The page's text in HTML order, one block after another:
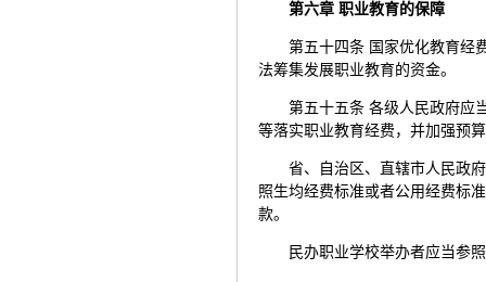
第六章 职业教育的保障
第五十四条 国家优化教育经
法筹集发展职业教育的资金。
第五十五条 各级人民政府应
等落实职业教育经费，并加强预
省、自治区、直辖市人民政
照生均经费标准或者公用经费标
款。
民办职业学校举办者应当参